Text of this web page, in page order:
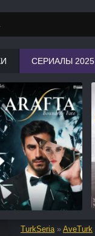
TurkSeria» AveTurk
СЕРИАЛЫ 2025